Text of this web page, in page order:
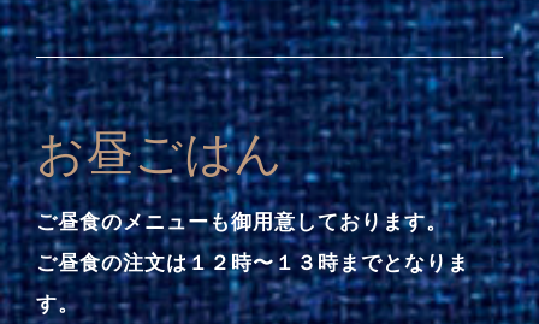
お昼ごはん
ご昼食のメニューも御用意しております。
ご昼食の注文は１２時〜１３時までとなりま
す。